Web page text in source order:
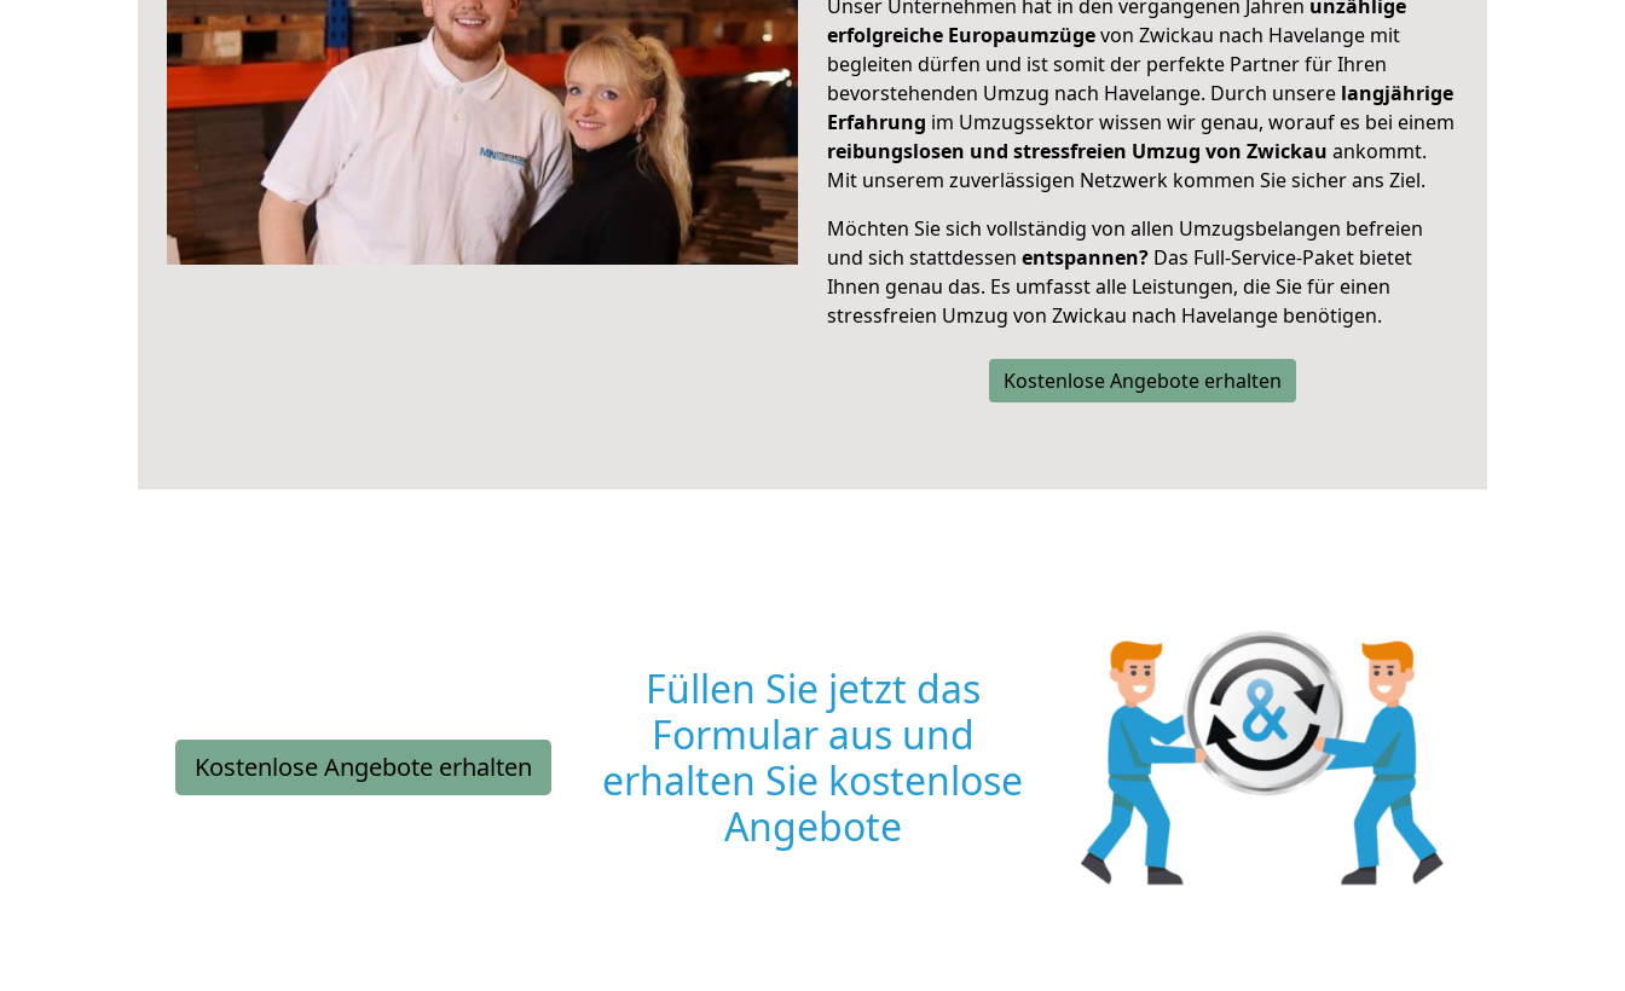
Unser Unternehmen hat in den vergangenen Jahren unzählige
erfolgreiche Europaumzügevon Zwickau nach Havelange mit
begleiten dürfen und ist somit der perfekte Partner für Ihren
bevorstehenden Umzug nach Havelange. Durch unsere langjährige
Erfahrung im Umzugssektor wissen wir genau, worauf es bei einem
reibungslosen und stressfreien Umzug von Zwickau ankommt.
Mit unserem zuverlässigen Netzwerk kommen Sie sicher ans Ziel.
Möchten Sie sich vollständig von allen Umzugsbelangen befreien
und sich stattdessen entspannen? Das Full-Service-Paket bietet
Ihnen genau das. Es umfasst alle Leistungen, die Sie für einen
stressfreien Umzug von Zwickau nach Havelange benötigen.
Kostenlose Angebote erhalten
Kostenlose Angebote erhalten
Füllen Sie jetzt das
Formular aus und
erhalten Sie kostenlose
Angebote